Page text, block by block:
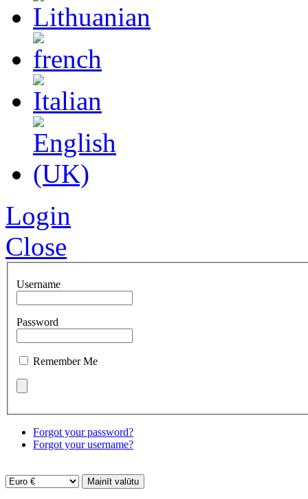
Login
Close
Username
Password
Remember Me
Forgot your password?
Forgot your username?